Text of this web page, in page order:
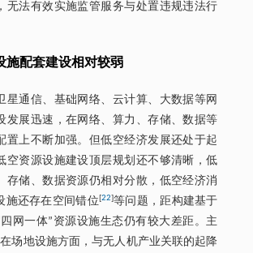
无法有效实施监管服务与处置违规违法行
施配套建设相对较弱
星通信、基础网络、云计算、大数据等网
发展迅速，在网络、算力、存储、数据等
置上不断加强。但低空经济发展还处于起
空资源设施建设顶层规划还不够清晰，低
存储、数据资源仍相对分散，低空经济消
施还存在空间错位[22]等问题，距构建基于
网一体”资源设施生态仍有较大差距。主
场地设施方面，与无人机产业关联的起降